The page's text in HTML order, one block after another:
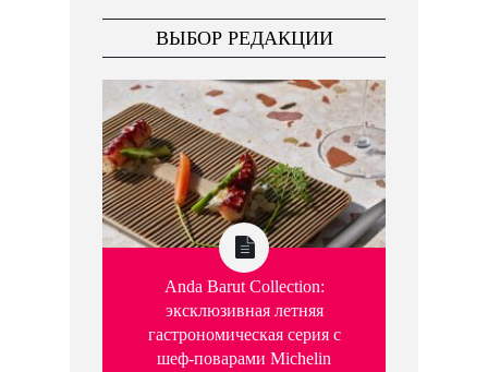
ВЫБОР РЕДАКЦИИ
Anda Barut Collection:
эксклюзивная летняя
гастрономическая серия с
шеф-поварами Michelin